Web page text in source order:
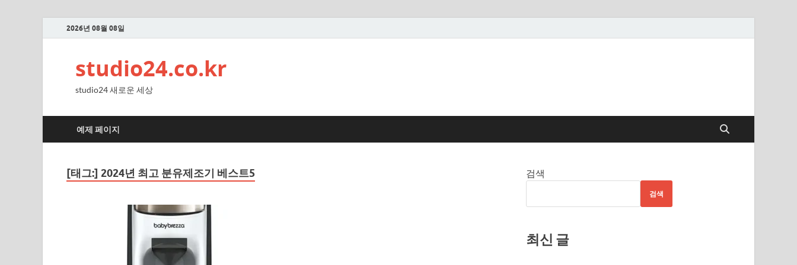
2026년 08월 08일
studio24.co.kr
studio24 새로운 세상
예제 페이지
[태그:] 2024년 최고 분유제조기 베스트5 검색
검색
최신 글